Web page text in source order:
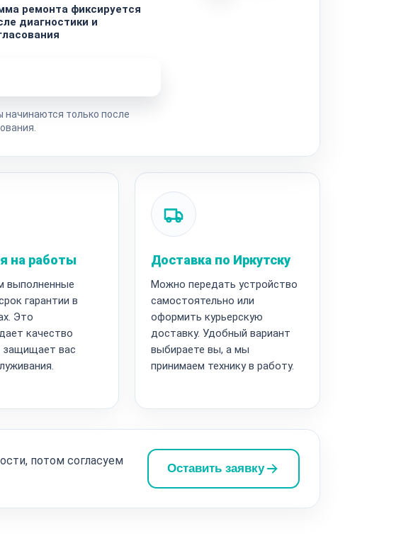
ремонта фиксируется
диагностики и
начинаются только после
на работы
выполненные
гарантии в
Это
качество
защищает вас
Доставка по Иркутску
Можно передать устройство
самостоятельно или
оформить курьерскую
доставку. Удобный вариант
выбираете вы, а мы
принимаем технику в работу.
потом согласуем
Оставить заявку